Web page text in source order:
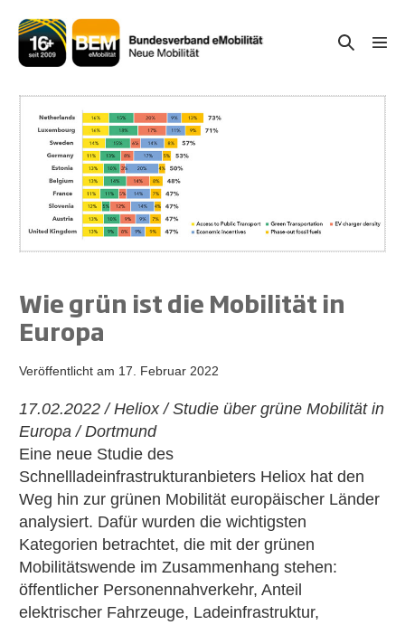
Inhalt
springen
Suche-
Wie grün ist die Mobilität in
Europa
Veröffentlicht am 17. Februar 2022
17.02.2022 / Heliox / Studie über grüne Mobilität in
Europa / Dortmund
Eine neue Studie des
Schnellladeinfrastrukturanbieters Heliox hat den
Weg hin zur grünen Mobilität europäischer Länder
analysiert. Dafür wurden die wichtigsten
Kategorien betrachtet, die mit der grünen
Mobilitätswende im Zusammenhang stehen:
öffentlicher Personennahverkehr, Anteil
elektrischer Fahrzeuge, Ladeinfrastruktur,